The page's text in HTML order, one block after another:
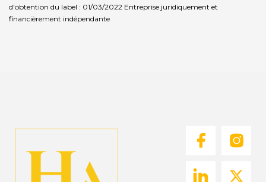
d'obtention du label : 01/03/2022 Entreprise juridiquement et
financièrement indépendante